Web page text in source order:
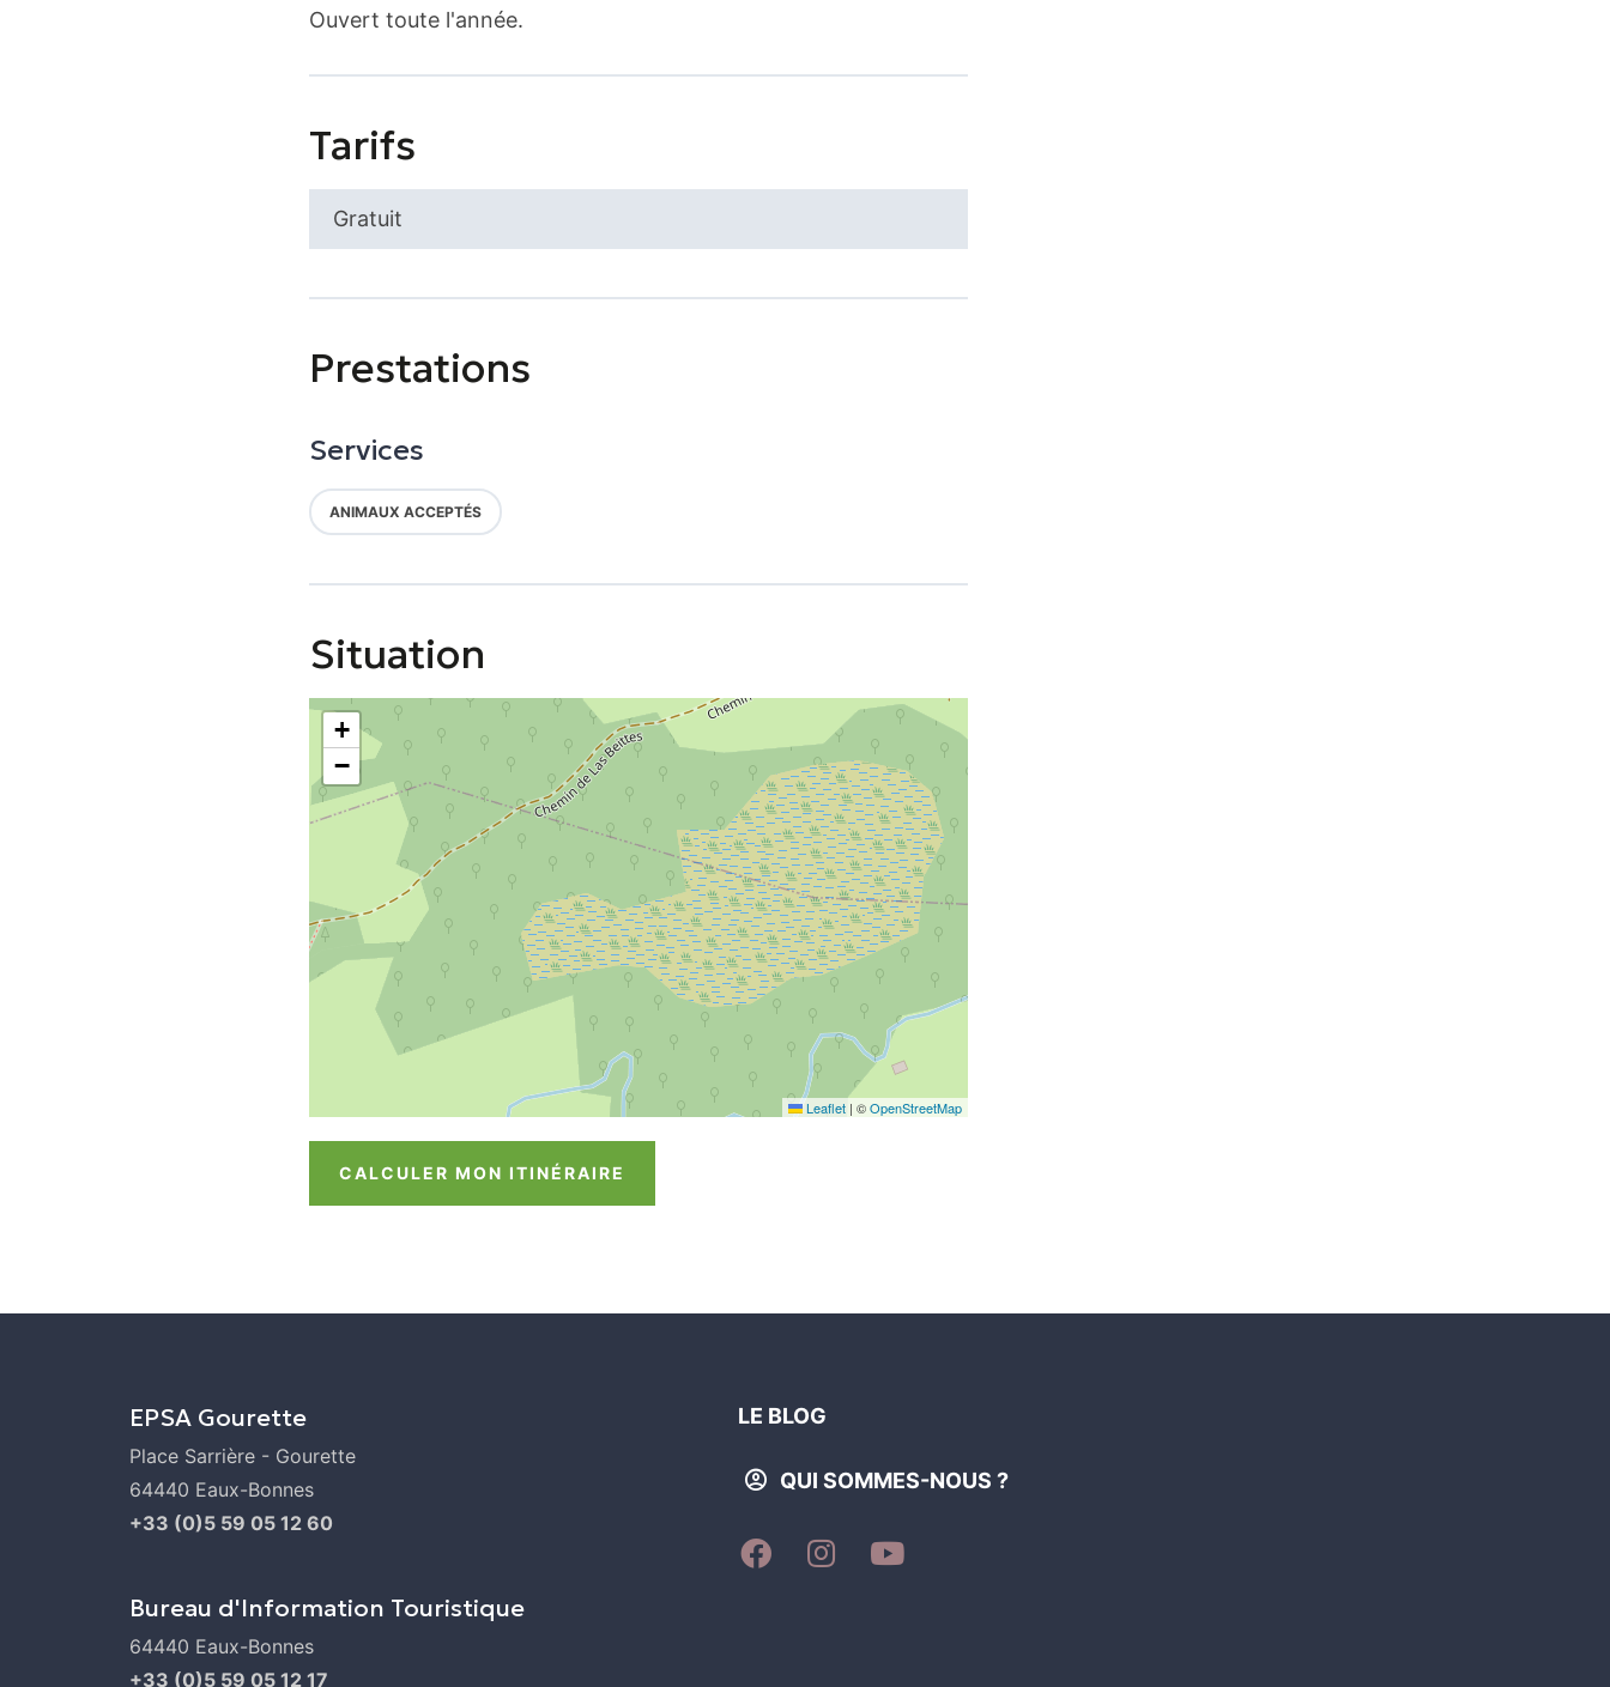
Ouvert toute l'année.
Tarifs
Gratuit
Prestations
Services
ANIMAUX ACCEPTÉS
Situation
+
−
Leaflet | ©OpenStreetMap
CALCULER MON ITINÉRAIRE
EPSA Gourette
Place Sarrière - Gourette
64440 Eaux-Bonnes
+33 (0)5 59 05 12 60
Bureau d'Information Touristique
64440 Eaux-Bonnes
+33 (0)5 59 05 12 17
LE BLOG
QUI SOMMES-NOUS ?
SUIVEZ-SUIVEZ-